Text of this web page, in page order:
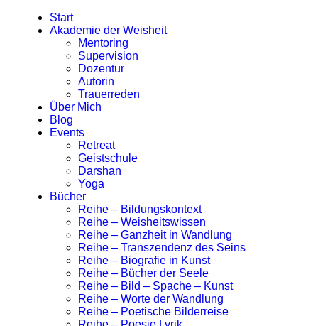
Start
Akademie der Weisheit
Mentoring
Supervision
Dozentur
Autorin
Trauerreden
Über Mich
Blog
Events
Retreat
Geistschule
Darshan
Yoga
Bücher
Reihe – Bildungskontext
Reihe – Weisheitswissen
Reihe – Ganzheit in Wandlung
Reihe – Transzendenz des Seins
Reihe – Biografie in Kunst
Reihe – Bücher der Seele
Reihe – Bild – Spache – Kunst
Reihe – Worte der Wandlung
Reihe – Poetische Bilderreise